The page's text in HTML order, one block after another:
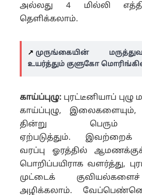
அல்லது 4 மில்லி
தெளிக்கலாம்.
↗️ முருங்கையின்
உயர்த்தும் குளுகோ
காய்ப்புழு: புரட்டீனியாப்
காய்ப்புழு,
தின்று பெரும்
ஏற்படுத்தும். இவற்றைக்
வரப்பு ஓரத்தில்
பொறிப்பயிராக வளர்த்து,
முட்டைக்
அழிக்கலாம்.